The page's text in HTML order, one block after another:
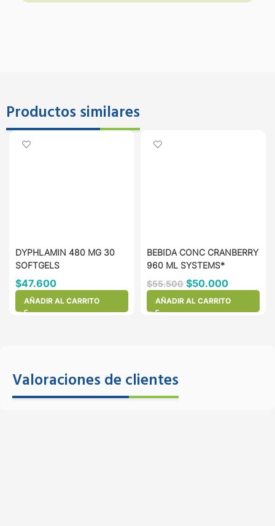
Productos similares
DYPHLAMIN 480 MG 30
SOFTGELS
$47.600
AÑADIR AL CARRITO
BEBIDA CONC CRANBERRY
960 ML SYSTEMS*
$55.500 $50.000
AÑADIR AL CARRITO
Valoraciones de clientes